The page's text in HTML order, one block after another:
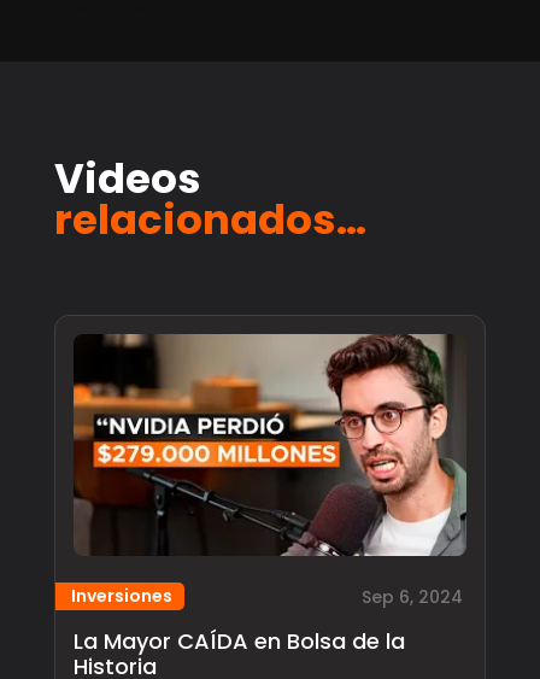
Videos
relacionados…
Inversiones Sep 6, 2024
La Mayor CAÍDA en Bolsa de la
Historia